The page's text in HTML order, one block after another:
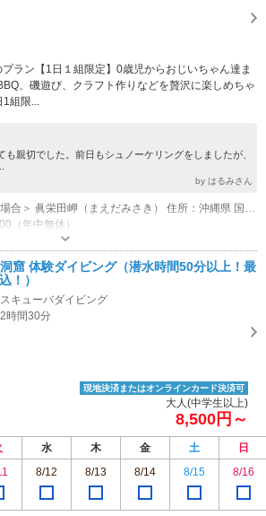
ラン【1日１組限定】0歳児からおじいちゃん達ま
、磯遊び、クラフト作りなどを贅沢に楽しめちゃ
1組限...
も親切でした。前日もシュノーケリングをしましたが、
by はるみさん
(1)＜眞栄田岬ご集合の場合＞ 眞栄田岬（まえだみさき） 住所：沖縄県 国頭郡 恩納村 眞栄田 469-1 TEL：098-982-5339 ●レンタカー カーナビの「名称検索」に「まえだみさき」とご入力ください。検索候補の中にある「眞栄田岬公園・トイレ」をご選択いただくと簡単に目的地設定できます。
（年中無休）
窟 体験ダイビング（潜水時間50分以上！最
！）
スキューバダイビング
2時間30分
現地決済またはオンラインカード決済可
大人(中学生以上)
8,500円～
水 木 金 土
日
8/12 8/13 8/14 8/15 8/16